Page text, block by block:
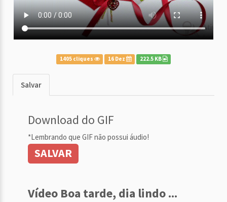
1405 cliques 16 Dez 222.5 KB
Salvar
Download do GIF
*Lembrando que GIF não possui áudio!
SALVAR
Vídeo Boa tarde, dia lindo ...